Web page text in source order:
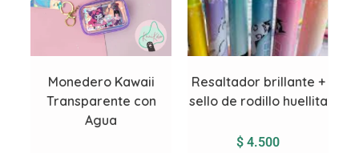
Monedero Kawaii
Transparente con
Agua
Resaltador brillante +
sello de rodillo huellita
$ 4.500